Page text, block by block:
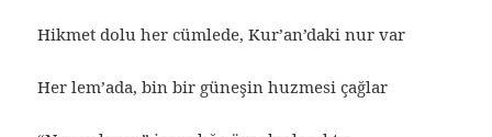
Hikmet dolu her cümlede, Kur’an’daki nur var
Her lem’ada, bin bir güneşin huzmesi çağlar